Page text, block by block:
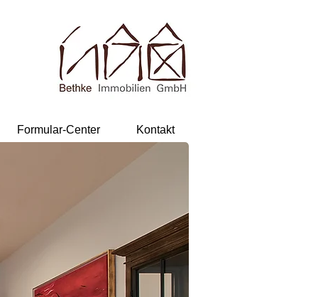
Formular-Center Kontakt